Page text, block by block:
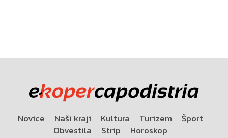
Novice Naši kraji Kultura Turizem
Šport
Obvestila
Strip Horoskop